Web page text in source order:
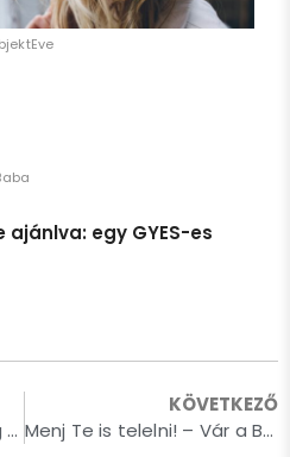
úgy éreztem, hogy én egy
is kezeltek.
elvárom, hogy úgy is kezeljenek.
gondolkodásmódú, független,
önismereti utat tekintve, de az
működésnek. Szóval, legyen.
egy GYES-es
Maleficent – van ott még csöppnyi gonoszság, ahonnan az előző érkezett!
KÖVETKEZŐ
Menj Te is telelni! – Vár a Balaton és a Mala Garden Hotel****Superior